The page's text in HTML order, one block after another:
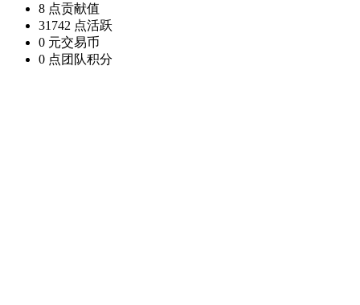
8 点贡献值
31742 点活跃
0 元交易币
0 点团队积分